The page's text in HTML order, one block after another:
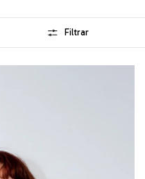
Filtrar